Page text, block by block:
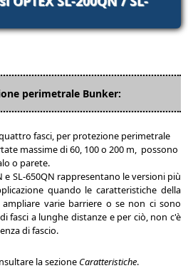
perimetrale Bunker:
fasci, per protezione perimetrale
massime di 60, 100 o 200 m, possono
o parete.
e SL-650QN rappresentano le versioni più
quando le caratteristiche della
varie barriere o se non ci sono
fasci a lunghe distanze e per ciò, non c'è
di fascio.
la sezione Caratteristiche.